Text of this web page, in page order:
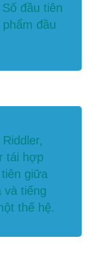
đầu tiên
đầu
tái hợp
giữa
và tiếng
thế hệ.